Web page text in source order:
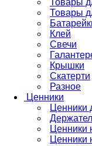
Товары
Клей
Свечи
Крышки
Скатерти
Разное
Ценники
Ценники
Ценники
Ценники